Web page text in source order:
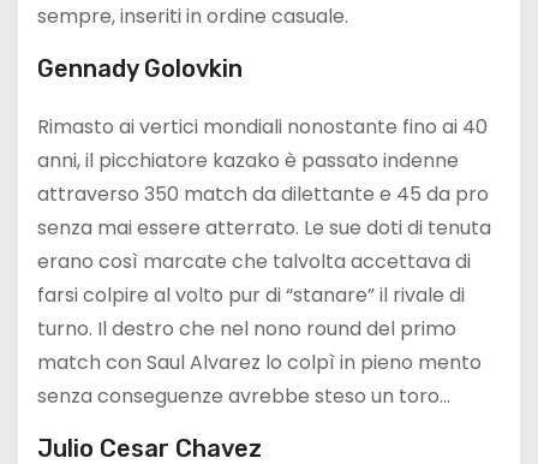
sempre, inseriti in ordine casuale.
Gennady Golovkin
Rimasto ai vertici mondiali nonostante fino ai 40
anni, il picchiatore kazako è passato indenne
attraverso 350 match da dilettante e 45 da pro
senza mai essere atterrato. Le sue doti di tenuta
erano così marcate che talvolta accettava di
farsi colpire al volto pur di “stanare” il rivale di
turno. Il destro che nel nono round del primo
match con Saul Alvarez lo colpì in pieno mento
senza conseguenze avrebbe steso un toro…
Julio Cesar Chavez